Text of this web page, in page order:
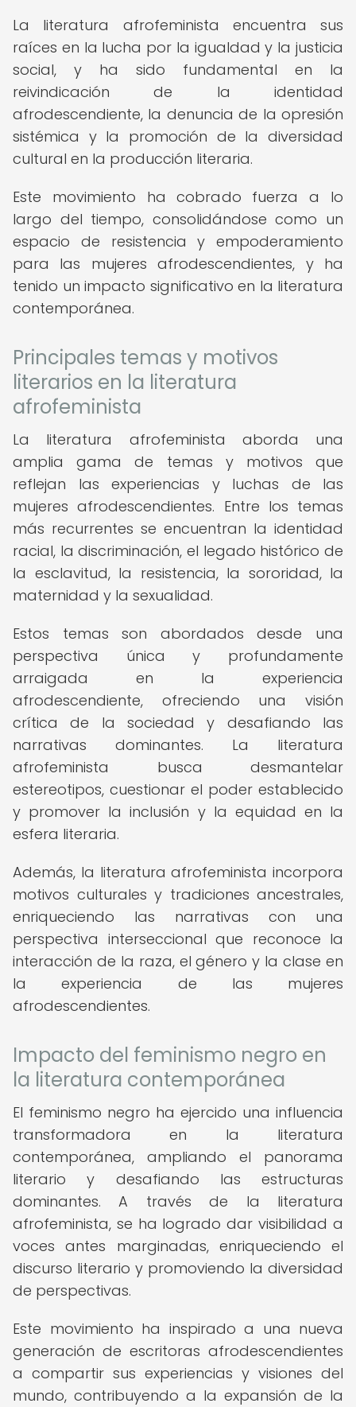
La literatura afrofeminista encuentra sus
raíces en la lucha por la igualdad y la justicia
social, y ha sido fundamental en la
reivindicación de la identidad
afrodescendiente, la denuncia de la opresión
sistémica y la promoción de la diversidad
cultural en la producción literaria.
Este movimiento ha cobrado fuerza a lo
largo del tiempo, consolidándose como un
espacio de resistencia y empoderamiento
para las mujeres afrodescendientes, y ha
tenido un impacto significativo en la literatura
contemporánea.
Principales temas y motivos
literarios en la literatura
afrofeminista
La literatura afrofeminista aborda una
amplia gama de temas y motivos que
reflejan las experiencias y luchas de las
mujeres afrodescendientes. Entre los temas
más recurrentes se encuentran la identidad
racial, la discriminación, el legado histórico de
la esclavitud, la resistencia, la sororidad, la
maternidad y la sexualidad.
Estos temas son abordados desde una
perspectiva única y profundamente
arraigada en la experiencia
afrodescendiente, ofreciendo una visión
crítica de la sociedad y desafiando las
narrativas dominantes. La literatura
afrofeminista busca desmantelar
estereotipos, cuestionar el poder establecido
y promover la inclusión y la equidad en la
esfera literaria.
Además, la literatura afrofeminista incorpora
motivos culturales y tradiciones ancestrales,
enriqueciendo las narrativas con una
perspectiva interseccional que reconoce la
interacción de la raza, el género y la clase en
la experiencia de las mujeres
afrodescendientes.
Impacto del feminismo negro en
la literatura contemporánea
El feminismo negro ha ejercido una influencia
transformadora en la literatura
contemporánea, ampliando el panorama
literario y desafiando las estructuras
dominantes. A través de la literatura
afrofeminista, se ha logrado dar visibilidad a
voces antes marginadas, enriqueciendo el
discurso literario y promoviendo la diversidad
de perspectivas.
Este movimiento ha inspirado a una nueva
generación de escritoras afrodescendientes
a compartir sus experiencias y visiones del
mundo, contribuyendo a la expansión de la